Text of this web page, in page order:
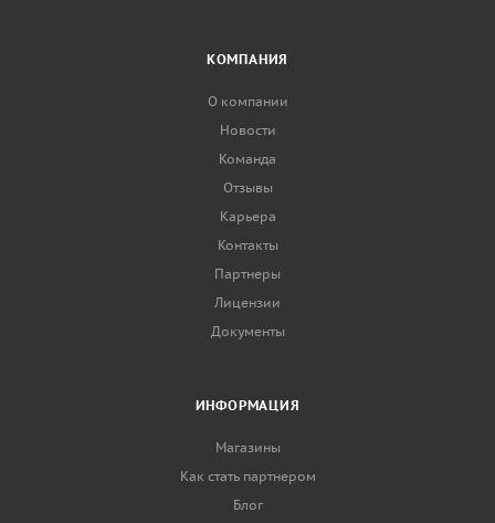
КОМПАНИЯ
О компании
Новости
Команда
Отзывы
Карьера
Контакты
Партнеры
Лицензии
Документы
ИНФОРМАЦИЯ
Магазины
Как стать партнером
Блог